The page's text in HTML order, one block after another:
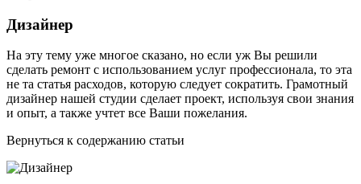
Дизайнер
На эту тему уже многое сказано, но если уж Вы решили
сделать ремонт с использованием услуг профессионала, то эта
не та статья расходов, которую следует сократить. Грамотный
дизайнер нашей студии сделает проект, используя свои знания
и опыт, а также учтет все Ваши пожелания.
Вернуться к содержанию статьи